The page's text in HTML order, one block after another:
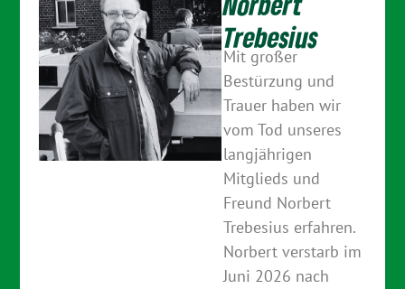
Trebesius
Mit großer
Bestürzung und
Trauer haben wir
vom Tod unseres
langjährigen
Mitglieds und
Freund Norbert
Trebesius erfahren.
Norbert verstarb im
Juni 2026 nach